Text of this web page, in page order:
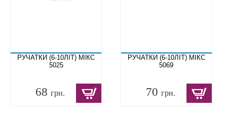
РУЧАТКИ (6-10ЛІТ) МІКС
5025
68грн.
РУЧАТКИ (6-10ЛІТ) МІКС
5069
70 грн.